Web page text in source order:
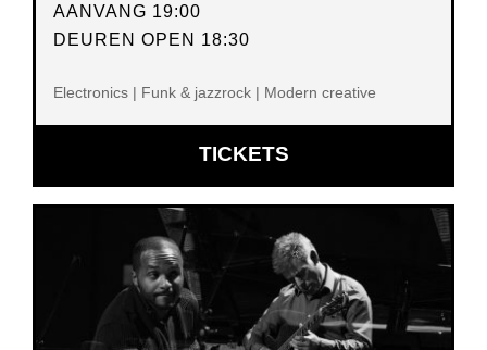
AANVANG 19:00
DEUREN OPEN 18:30
Electronics | Funk & jazzrock | Modern creative
TICKETSOPENT
IN
VENSTER